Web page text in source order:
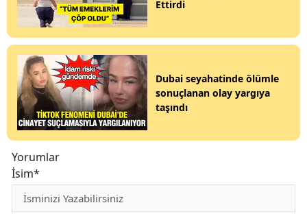
Ettirdi
Dubai seyahatinde ölümle
sonuçlanan olay yargıya
taşındı
Yorumlar
İsim*